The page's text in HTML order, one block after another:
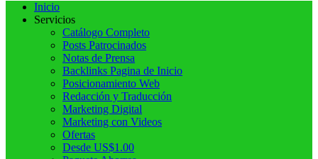
Inicio
Servicios
Catálogo Completo
Posts Patrocinados
Notas de Prensa
Backlinks Pagina de Inicio
Posicionamiento Web
Redacción y Traducción
Marketing Digital
Marketing con Videos
Ofertas
Desde US$1.00